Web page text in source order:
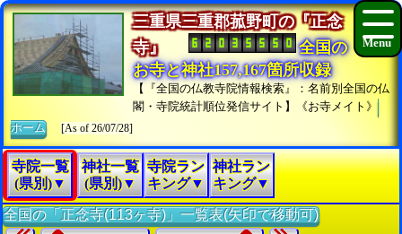
三重県三重郡菰野町の『正念
寺』
全国の
お寺と神社157,167箇所収録
【『全国の仏教寺院情報検索』：名前別全国の仏
閣・寺院統計順位発信サイト】《お寺メイト》
ホーム
[As of 26/07/28]
寺院一覧
(県別)▼
神社一覧
(県別)▼
寺院ラン
キング▼
神社ラン
キング▼
全国の「正念寺(113ヶ寺)」一覧表(矢印で移動可)